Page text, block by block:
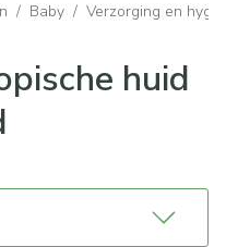
/ Baby / Verzorging en
huid